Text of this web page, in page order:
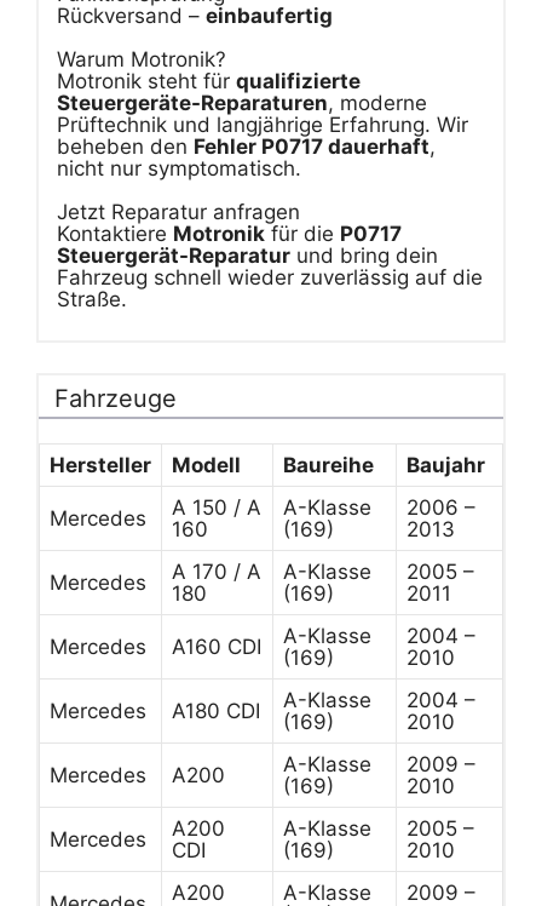
Rückversand – einbaufertig
Warum Motronik?
Motronik steht für qualifizierte
Steuergeräte-Reparaturen, moderne
Prüftechnik und langjährige Erfahrung. Wir
beheben den Fehler P0717 dauerhaft,
nicht nur symptomatisch.
Jetzt Reparatur anfragen
Kontaktiere Motronik für die P0717
Steuergerät-Reparatur und bring dein
Fahrzeug schnell wieder zuverlässig auf die
Straße.
Fahrzeuge
Hersteller Modell Baureihe Baujahr
Mercedes
A 150 / A
160
A-Klasse
(169)
2006 –
2013
Mercedes
A 170 / A
180
A-Klasse
(169)
2005 –
2011
Mercedes A160 CDI
A-Klasse
(169)
2004 –
2010
Mercedes A180 CDI
A-Klasse
(169)
2004 –
2010
Mercedes A200
A-Klasse
(169)
2009 –
2010
Mercedes
A200
CDI
A-Klasse
(169)
2005 –
2010
A200
A-Klasse
2009 –